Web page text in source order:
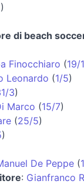
)
di beach
Finocchiaro (19/
Leonardo (1/5)
3)
Marco (15/7)
(25/5)
)
De Peppe (
: Gianfranco